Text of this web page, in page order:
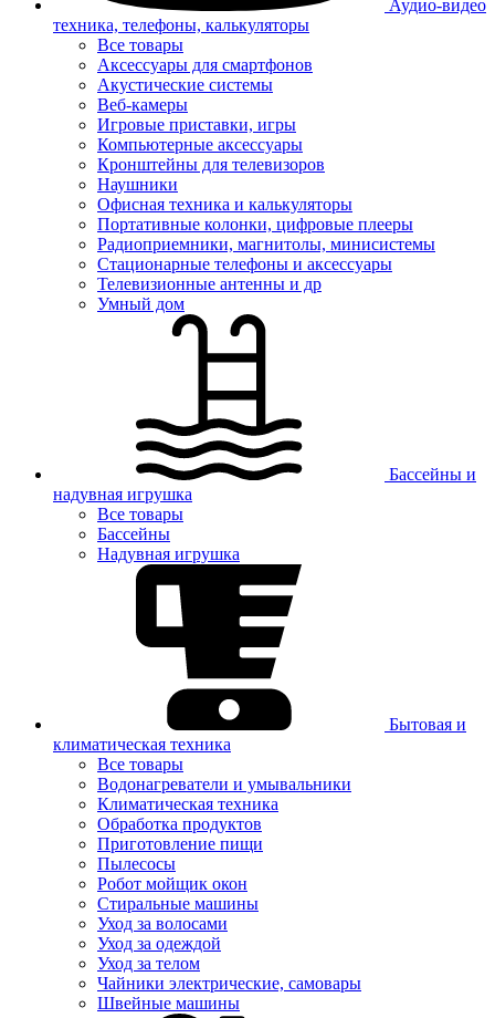
Аудио-видео
техника, телефоны, калькуляторы
Все товары
Аксессуары для смартфонов
Акустические системы
Веб-камеры
Игровые приставки, игры
Компьютерные аксессуары
Кронштейны для телевизоров
Наушники
Офисная техника и калькуляторы
Портативные колонки, цифровые плееры
Радиоприемники, магнитолы, минисистемы
Стационарные телефоны и аксессуары
Телевизионные антенны и др
Умный дом
Бассейны и
надувная игрушка
Все товары
Бассейны
Надувная игрушка
Бытовая и
климатическая техника
Все товары
Водонагреватели и умывальники
Климатическая техника
Обработка продуктов
Приготовление пищи
Пылесосы
Робот мойщик окон
Стиральные машины
Уход за волосами
Уход за одеждой
Уход за телом
Чайники электрические, самовары
Швейные машины